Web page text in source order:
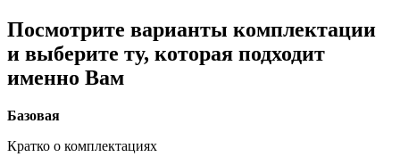
Посмотрите варианты комплектации
и выберите ту, которая подходит
именно Вам
Базовая
Кратко о комплектациях